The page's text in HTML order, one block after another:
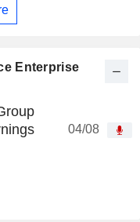
Enterprise
04/08